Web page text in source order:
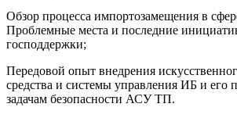
Обзор процесса импортозамещения в
Проблемные места и последние
господдержки;
Передовой опыт внедрения
средства и системы управления ИБ и его
задачам безопасности АСУ ТП.